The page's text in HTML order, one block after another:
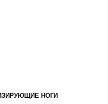
НОГИ